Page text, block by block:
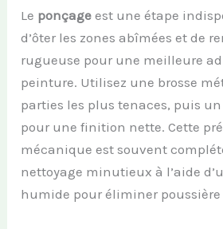
Le ponçage est une étape
d’ôter les zones abîmées et de
rugueuse pour une meilleure
peinture. Utilisez une brosse
parties les plus tenaces, puis
pour une finition nette. Cette
mécanique est souvent
nettoyage minutieux à l’aide
humide pour éliminer poussière